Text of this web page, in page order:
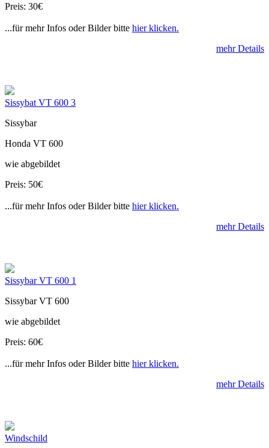
Preis: 30€
...für mehr Infos oder Bilder bitte hier klicken.
mehr Details
Sissybat VT 600 3
Sissybar
Honda VT 600
wie abgebildet
Preis: 50€
...für mehr Infos oder Bilder bitte hier klicken.
mehr Details
Sissybar VT 600 1
Sissybar VT 600
wie abgebildet
Preis: 60€
...für mehr Infos oder Bilder bitte hier klicken.
mehr Details
Windschild